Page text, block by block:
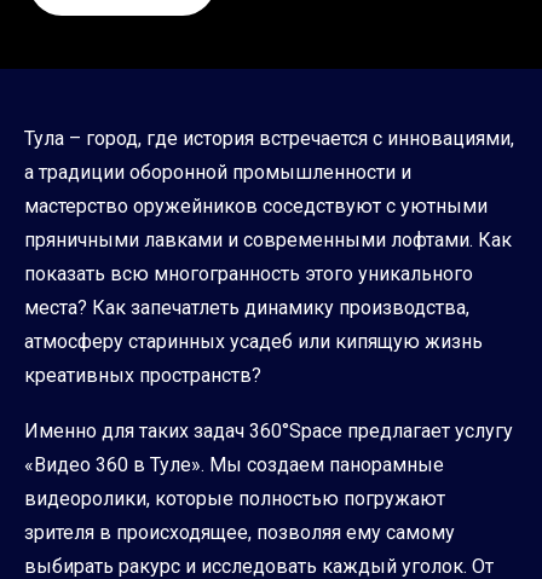
Тула – город, где история встречается с инновациями,
а традиции оборонной промышленности и
мастерство оружейников соседствуют с уютными
пряничными лавками и современными лофтами. Как
показать всю многогранность этого уникального
места? Как запечатлеть динамику производства,
атмосферу старинных усадеб или кипящую жизнь
креативных пространств?
Именно для таких задач 360°Space предлагает услугу
«Видео 360 в Туле». Мы создаем панорамные
видеоролики, которые полностью погружают
зрителя в происходящее, позволяя ему самому
выбирать ракурс и исследовать каждый уголок. От